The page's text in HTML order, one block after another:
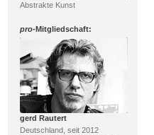
Abstrakte Kunst
pro-Mitgliedschaft:
gerd Rautert
Deutschland, seit 2012